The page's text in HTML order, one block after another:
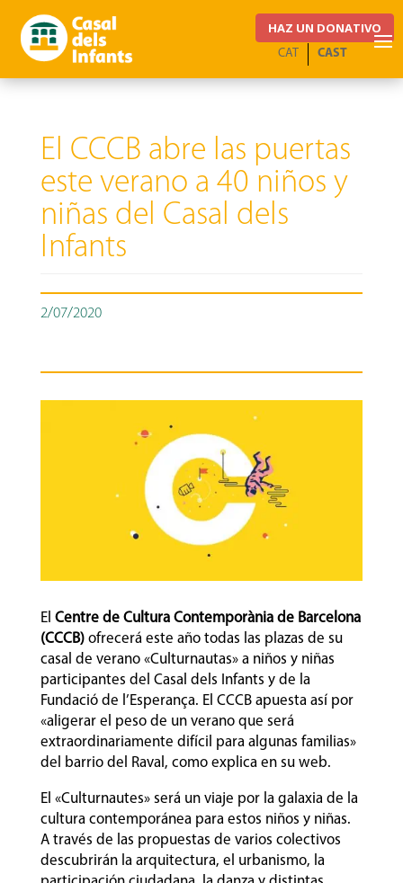
HAZ UN DONATIVO
CAST
CAT
El CCCB abre las puertas
este verano a 40 niños y
niñas del Casal dels
Infants
2/07/2020
El Centre de Cultura Contemporània de Barcelona
(CCCB) ofrecerá este año todas las plazas de su
casal de verano «Culturnautas» a niños y niñas
participantes del Casal dels Infants y de la
Fundació de l’Esperança. El CCCB apuesta así por
«aligerar el peso de un verano que será
extraordinariamente difícil para algunas familias»
del barrio del Raval, como explica en su web.
El «Culturnautes» será un viaje por la galaxia de la
cultura contemporánea para estos niños y niñas.
A través de las propuestas de varios colectivos
descubrirán la arquitectura, el urbanismo, la